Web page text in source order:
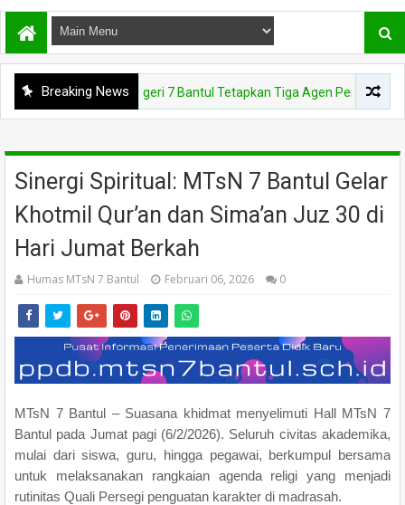
Breaking News
BERITA MTs Negeri 7 Bantul Tetapkan Tiga Agen Perubahan,
Sinergi Spiritual: MTsN 7 Bantul Gelar
Khotmil Qur’an dan Sima’an Juz 30 di
Hari Jumat Berkah
Humas MTsN 7 Bantul Februari 06, 2026 0
MTsN 7 Bantul – Suasana khidmat menyelimuti Hall MTsN 7
Bantul pada Jumat pagi (6/2/2026). Seluruh civitas akademika,
mulai dari siswa, guru, hingga pegawai, berkumpul bersama
untuk melaksanakan rangkaian agenda religi yang menjadi
rutinitas Quali Persegi penguatan karakter di madrasah.